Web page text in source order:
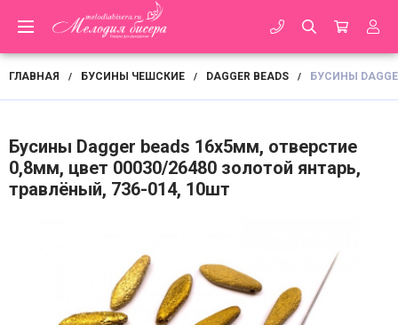
ГЛАВНАЯ / БУСИНЫ ЧЕШСКИЕ / DAGGER BEADS / БУСИНЫ
Бусины Dagger beads 16х5мм, отверстие
0,8мм, цвет 00030/26480 золотой янтарь,
травлёный, 736-014, 10шт